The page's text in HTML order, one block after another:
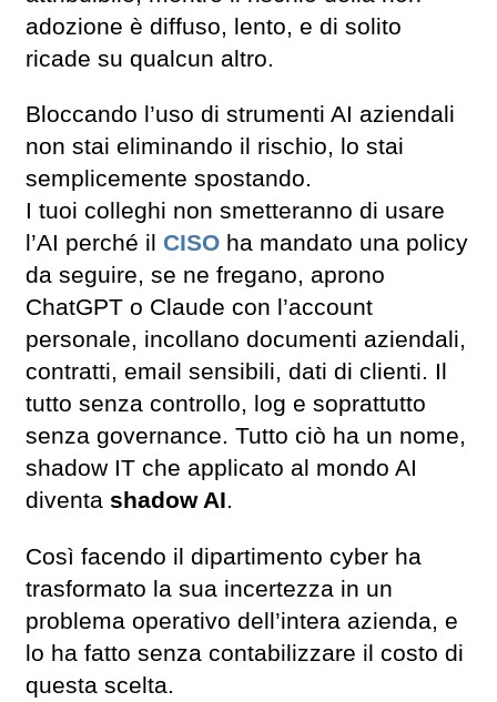
adozione è diffuso, lento, e di solito
ricade su qualcun altro.
Bloccando l’uso di strumenti AI aziendali
non stai eliminando il rischio, lo stai
semplicemente spostando.
I tuoi colleghi non smetteranno di usare
l’AI perché il CISO ha mandato una policy
da seguire, se ne fregano, aprono
ChatGPT o Claude con l’account
personale, incollano documenti aziendali,
contratti, email sensibili, dati di clienti. Il
tutto senza controllo, log e soprattutto
senza governance. Tutto ciò ha un nome,
shadow IT che applicato al mondo AI
diventa shadow AI.
Così facendo il dipartimento cyber ha
trasformato la sua incertezza in un
problema operativo dell’intera azienda, e
lo ha fatto senza contabilizzare il costo di
questa scelta.